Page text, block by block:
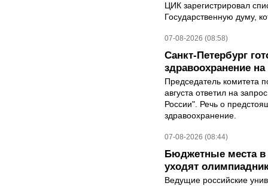
ЦИК зарегистрировал
Государственную думу,
07-08-2026 (08:58)
Санкт-Петербург
здравоохранение на
Председатель комитета
августа ответил на
России". Речь о
здравоохранение.
07-08-2026 (08:44)
Бюджетные места в
уходят
Ведущие российские